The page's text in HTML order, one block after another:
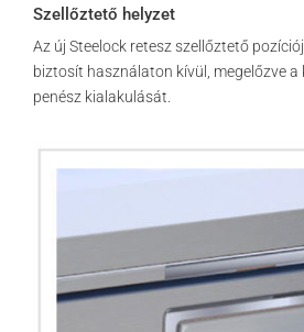
Szellőztető helyzet
Az új Steelock retesz szellőztető
biztosít használaton kívül, megelőzve a
penész kialakulását.